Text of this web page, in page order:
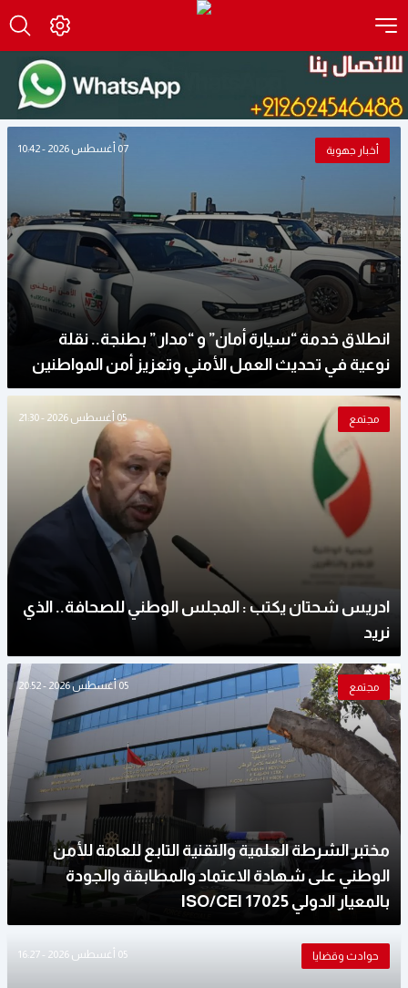
أخبار جهوية 07 أغسطس 2026 - 10:42
انطلاق خدمة “سيارة أمان” و “مدار ” بطنجة.. نقلة
نوعية في تحديث العمل الأمني وتعزيز أمن المواطنين
مجتمع 05 أغسطس 2026 - 21:30
ادريس شحتان يكتب : المجلس الوطني للصحافة.. الذي
نريد
مجتمع 05 أغسطس 2026 - 20:52
مختبر الشرطة العلمية والتقنية التابع للعامة للأمن
الوطني على شهادة الاعتماد والمطابقة والجودة
بالمعيار الدولي ISO/CEI 17025
حوادث وقضايا 05 أغسطس 2026 - 16:27